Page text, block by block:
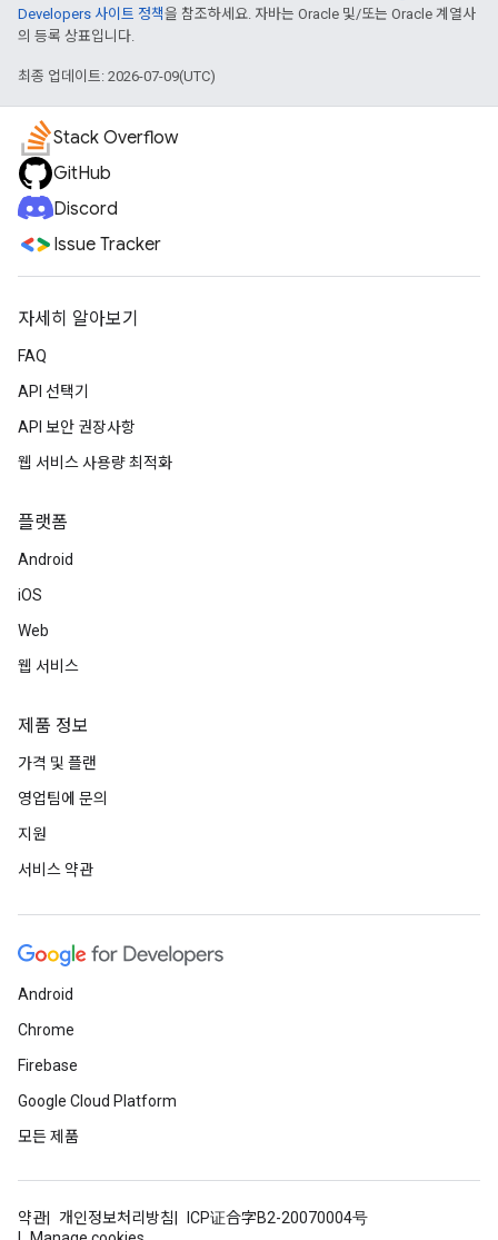
Developers 사이트 정책을 참조하세요. 자바는 Oracle 및/또는 Oracle 계열사
의 등록 상표입니다.
최종 업데이트: 2026-07-09(UTC)
Stack Overflow
GitHub
Discord
Issue Tracker
자세히 알아보기
FAQ
API 선택기
API 보안 권장사항
웹 서비스 사용량 최적화
플랫폼
Android
iOS
Web
웹 서비스
제품 정보
가격 및 플랜
영업팀에 문의
지원
서비스 약관
Android
Chrome
Firebase
Google Cloud Platform
모든 제품
약관 개인정보처리방침
ICP证合字B2-20070004号